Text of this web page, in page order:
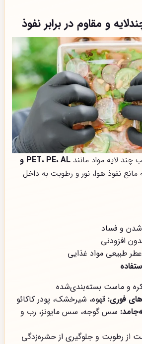
چند لایه مواد مانند
PET، PE، AL و
نفوذ هوا، نور و رطوبت به داخل
شدن و فساد
افزودنی
طبیعی مواد غذایی
کره و ماست بسته‌بندی‌شده
فوری: قهوه، شیرخشک، پودر کاکائو
سس گوجه، سس مایونز، رب و
از رطوبت و جلوگیری از حشره‌زدگی